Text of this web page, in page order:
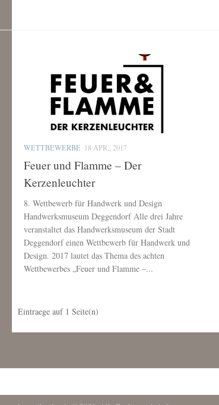
WETTBEWERBE 18 APR., 2017
Feuer und Flamme – Der
Kerzenleuchter
8. Wettbewerb für Handwerk und Design
Handwerksmuseum Deggendorf Alle drei Jahre
veranstaltet das Handwerksmuseum der Stadt
Deggendorf einen Wettbewerb für Handwerk und
Design. 2017 lautet das Thema des achten
Wettbewerbes „Feuer und Flamme –...
Eintraege auf 1 Seite(n)